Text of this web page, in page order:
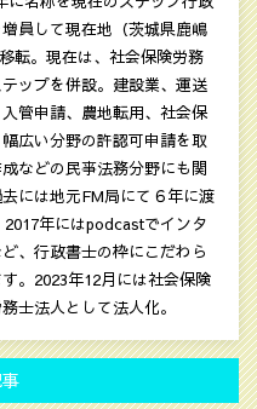
員して現在地（茨城県鹿嶋
転。現在は、社会保険労務
ップを併設。建設業、運送
管申請、農地転用、社会保
広い分野の許認可申請を取
などの民亊法務分野にも関
には地元FM局にて６年に渡
年にはpodcastでインタ
、行政書士の枠にこだわら
。2023年12月には社会保険
士法人として法人化。